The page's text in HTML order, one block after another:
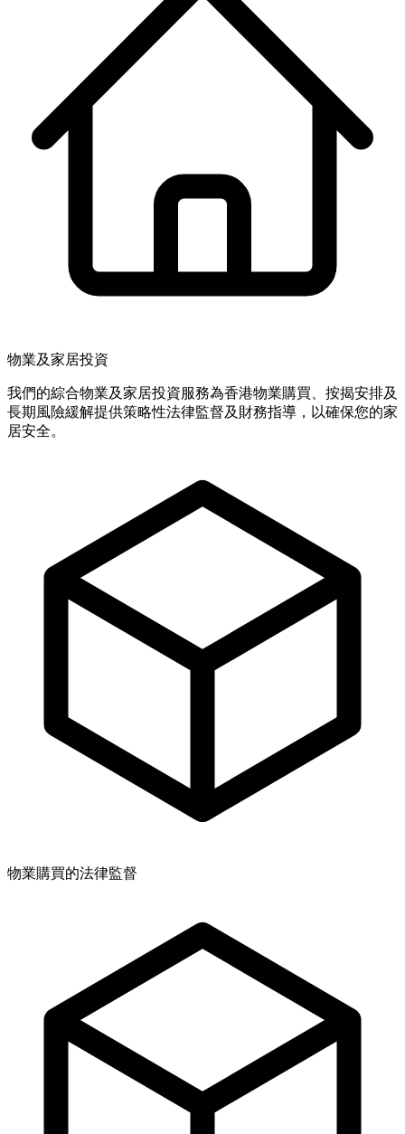
物業及家居投資
我們的綜合物業及家居投資服務為香港物業購買、按揭安排及
長期風險緩解提供策略性法律監督及財務指導，以確保您的家
居安全。
物業購買的法律監督